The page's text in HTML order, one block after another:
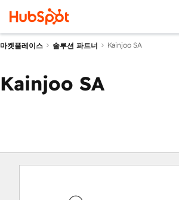
마켓플레이스 솔루션 파트너 Kainjoo SA
Kainjoo SA